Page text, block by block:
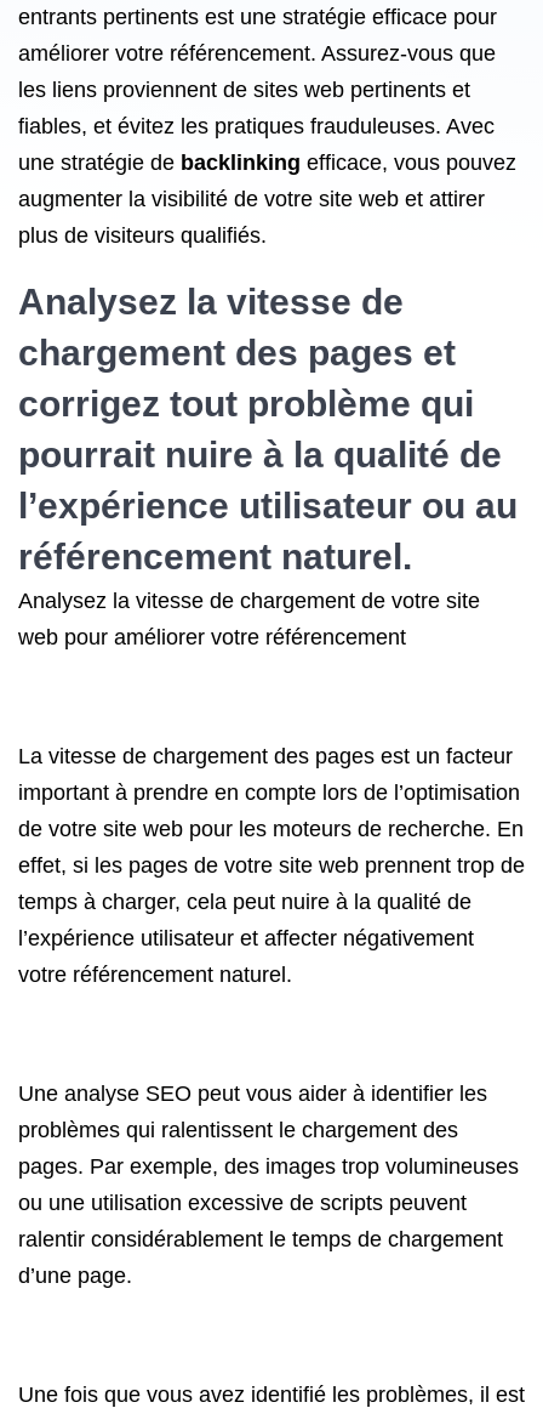
entrants pertinents est une stratégie efficace pour
améliorer votre référencement. Assurez-vous que
les liens proviennent de sites web pertinents et
fiables, et évitez les pratiques frauduleuses. Avec
une stratégie de backlinking efficace, vous pouvez
augmenter la visibilité de votre site web et attirer
plus de visiteurs qualifiés.
Analysez la vitesse de
chargement des pages et
corrigez tout problème qui
pourrait nuire à la qualité de
l’expérience utilisateur ou au
référencement naturel.
Analysez la vitesse de chargement de votre site
web pour améliorer votre référencement
La vitesse de chargement des pages est un facteur
important à prendre en compte lors de l’optimisation
de votre site web pour les moteurs de recherche. En
effet, si les pages de votre site web prennent trop de
temps à charger, cela peut nuire à la qualité de
l’expérience utilisateur et affecter négativement
votre référencement naturel.
Une analyse SEO peut vous aider à identifier les
problèmes qui ralentissent le chargement des
pages. Par exemple, des images trop volumineuses
ou une utilisation excessive de scripts peuvent
ralentir considérablement le temps de chargement
d’une page.
Une fois que vous avez identifié les problèmes, il est